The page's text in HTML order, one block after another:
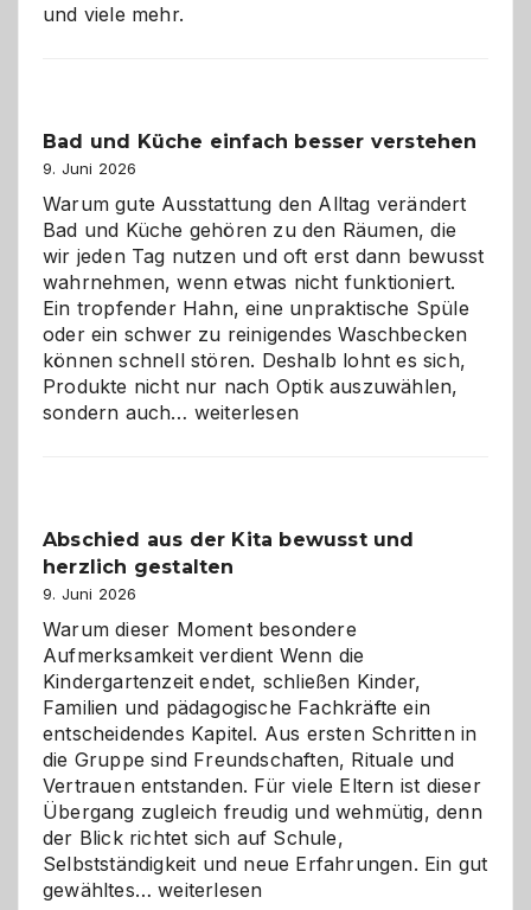
und viele mehr.
Bad und Küche einfach besser verstehen
9. Juni 2026
Warum gute Ausstattung den Alltag verändert
Bad und Küche gehören zu den Räumen, die
wir jeden Tag nutzen und oft erst dann bewusst
wahrnehmen, wenn etwas nicht funktioniert.
Ein tropfender Hahn, eine unpraktische Spüle
oder ein schwer zu reinigendes Waschbecken
können schnell stören. Deshalb lohnt es sich,
Produkte nicht nur nach Optik auszuwählen,
sondern auch… Bad
verstehen
weiterlesen
Abschied aus der Kita bewusst und
herzlich gestalten
9. Juni 2026
Warum dieser Moment besondere
Aufmerksamkeit verdient Wenn die
Kindergartenzeit endet, schließen Kinder,
Familien und pädagogische Fachkräfte ein
entscheidendes Kapitel. Aus ersten Schritten in
die Gruppe sind Freundschaften, Rituale und
Vertrauen entstanden. Für viele Eltern ist dieser
Übergang zugleich freudig und wehmütig, denn
der Blick richtet sich auf Schule,
Selbstständigkeit und neue Erfahrungen. Ein gut
gewähltes…Abschied
weiterlesen